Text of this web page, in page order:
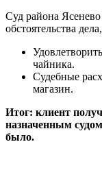
Суд района
обстоятельства
чайника.
Судебные
магазин.
Итог: клиент
назначенным
было.